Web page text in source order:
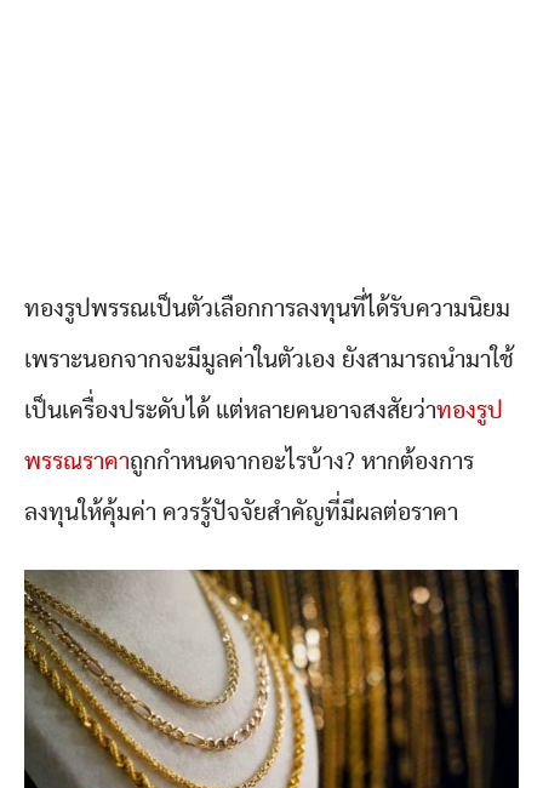
ทองรูปพรรณเป็นตัวเลือกการลงทุนที่ได้รับความนิยม
เพราะนอกจากจะมีมูลค่าในตัวเอง ยังสามารถนำมาใช้
เป็นเครื่องประดับได้ แต่หลายคนอาจสงสัยว่าทองรูป
พรรณราคาถูกกำหนดจากอะไรบ้าง? หากต้องการ
ลงทุนให้คุ้มค่า ควรรู้ปัจจัยสำคัญที่มีผลต่อราคา